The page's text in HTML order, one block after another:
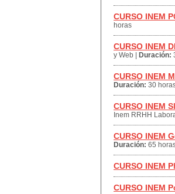
CURSO INEM
horas
CURSO INEM
y Web
Duración:
CURSO INEM
Duración: 30
CURSO INEM
Inem RRHH
CURSO INEM
Duración: 65
CURSO INEM
CURSO INEM